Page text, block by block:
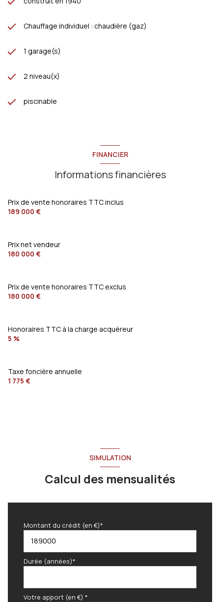
Chauffage individuel : chaudière (gaz)
1 garage(s)
2 niveau(x)
piscinable
FINANCIER
Informations financières
Prix de vente honoraires TTC inclus
189 000 €
Prix net vendeur
180 000 €
Prix de vente honoraires TTC exclus
180 000 €
Honoraires TTC à la charge acquéreur
5 %
Taxe foncière annuelle
1 775 €
SIMULATION
Calcul des mensualités
Montant du crédit (en €)*
Durée (années)*
Votre apport (en €) *